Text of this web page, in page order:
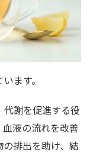
ます。
謝を促進する役
液の流れを改善
排出を助け、結